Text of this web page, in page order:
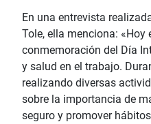
En una entrevista
Tole, ella menciona:
conmemoración del Día
y salud en el trabajo.
realizando diversas
sobre la importancia de
seguro y promover